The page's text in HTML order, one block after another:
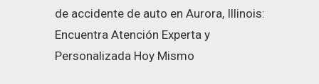
de accidente de auto en Aurora, Illinois:
Encuentra Atención Experta y
Personalizada Hoy Mismo